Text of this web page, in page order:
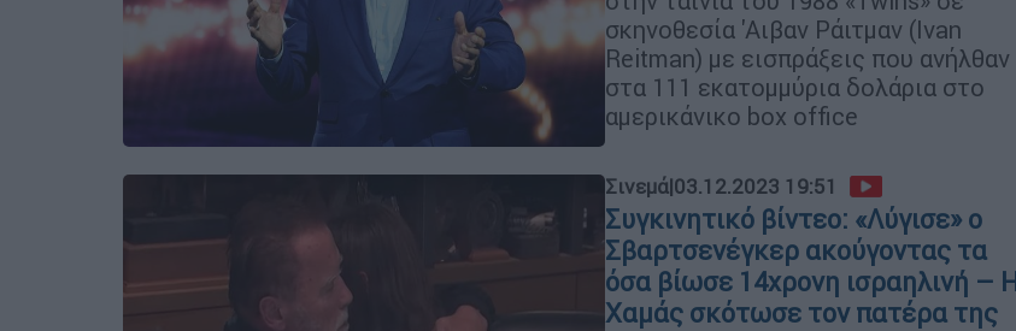
σκηνοθεσία 'Αιβαν Ράιτμαν (Ivan
Reitman) με εισπράξεις που ανήλθαν
στα 111 εκατομμύρια δολάρια στο
αμερικάνικο box office
Σινεμά|03.12.2023 19:51
Συγκινητικό βίντεο: «Λύγισε» ο
Σβαρτσενέγκερ ακούγοντας τα
όσα βίωσε 14χρονη ισραηλινή – Η
Χαμάς σκότωσε τον πατέρα της